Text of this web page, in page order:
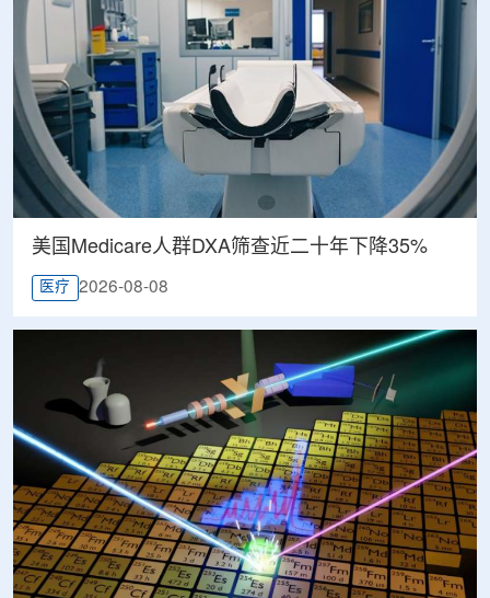
美国Medicare人群DXA筛查近二十年下降35%
医疗 2026-08-08